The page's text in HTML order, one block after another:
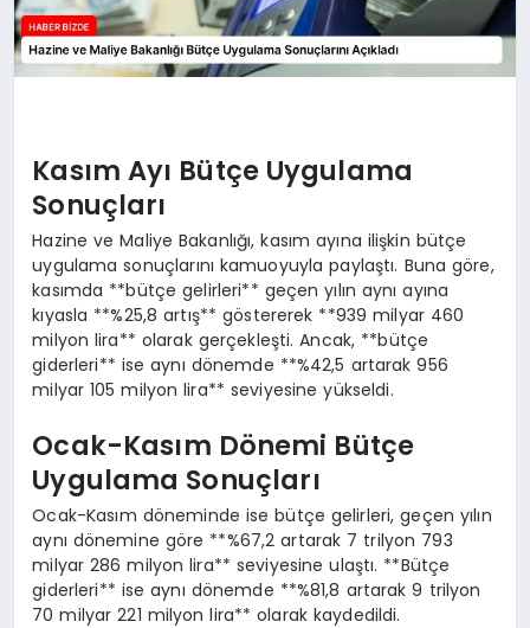
Kasım Ayı Bütçe Uygulama
Sonuçları
Hazine ve Maliye Bakanlığı, kasım ayına ilişkin bütçe
uygulama sonuçlarını kamuoyuyla paylaştı. Buna göre,
kasımda **bütçe gelirleri** geçen yılın aynı ayına
kıyasla **%25,8 artış** göstererek **939 milyar 460
milyon lira** olarak gerçekleşti. Ancak, **bütçe
giderleri** ise aynı dönemde **%42,5 artarak 956
milyar 105 milyon lira** seviyesine yükseldi.
Ocak-Kasım Dönemi Bütçe
Uygulama Sonuçları
Ocak-Kasım döneminde ise bütçe gelirleri, geçen yılın
aynı dönemine göre **%67,2 artarak 7 trilyon 793
milyar 286 milyon lira** seviyesine ulaştı. **Bütçe
giderleri** ise aynı dönemde **%81,8 artarak 9 trilyon
70 milyar 221 milyon lira** olarak kaydedildi.